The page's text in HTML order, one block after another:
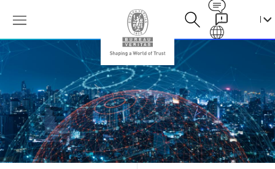
智
能
手
测
试-
智
慧
家
居